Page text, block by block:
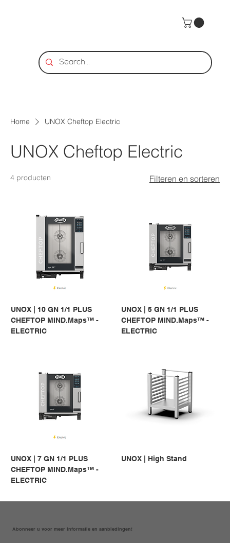
Home UNOX Cheftop Electric
UNOX Cheftop Electric
4 producten Filteren en sorteren
UNOX | 10 GN 1/1 PLUS
CHEFTOP MIND.Maps™ -
ELECTRIC
UNOX | 5 GN 1/1 PLUS
CHEFTOP MIND.Maps™ -
ELECTRIC
UNOX | 7 GN 1/1 PLUS
CHEFTOP MIND.Maps™ -
ELECTRIC
UNOX | High Stand
Abonneer u voor meer informatie en aanbiedingen!